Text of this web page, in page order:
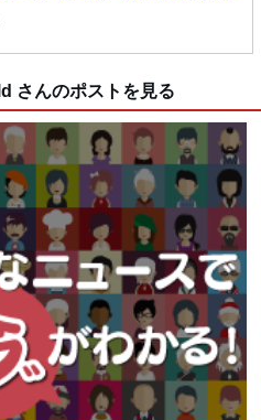
さんのポストを見る